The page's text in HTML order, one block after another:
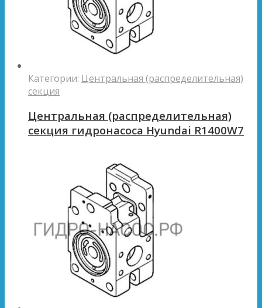
Категории: Центральная (распределительная)
секция
Центральная (распределительная)
секция гидронасоса Hyundai R1400W7